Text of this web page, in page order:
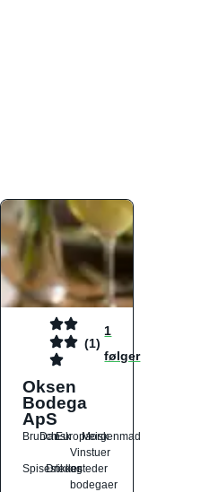
(1)
1
følger
Oksen
Bodega
ApS
Brunch
DanskEuropæiskMorgenmad
Spisesteder
Drikkesteder
Vinstuer
og
bodegaer